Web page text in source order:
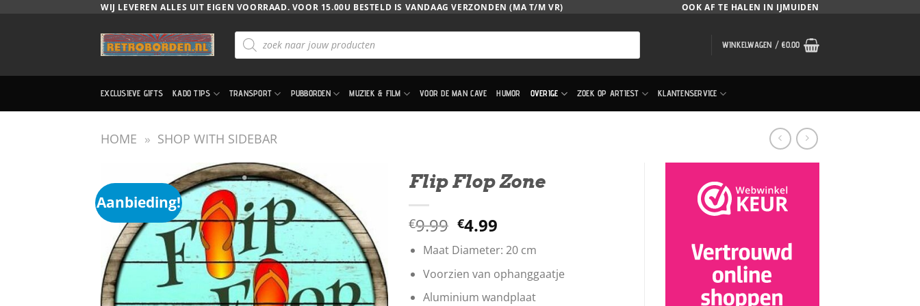
WIJ LEVEREN ALLES UIT EIGEN VOORRAAD. VOOR 15.00U BESTELD IS VANDAAG VERZONDEN (MA T/M VR) OOK AF TE HALEN IN IJMUIDEN
Producten
zoeken WINKELWAGEN /€0.00
EXCLUSIEVE GIFTS KADO TIPS TRANSPORT PUBBORDEN MUZIEK & FILM VOOR DE MAN CAVE HUMOR OVERIGE ZOEK OP ARTIEST KLANTENSERVICE
HOME » SHOP WITH SIDEBAR
Aanbieding!
Flip Flop Zone
€9.99 Oorspronkelijke
prijs
was:
€9.99.
€4.99
prijs
is:
€4.99.
Maat Diameter: 20 cm
Voorzien van ophanggaatje
Aluminium wandplaat